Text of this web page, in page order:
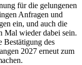
für die gelungenen
Anfragen und
ein, und auch die
Mal wieder dabei sein.
Bestätigung des
2027 erneut zum